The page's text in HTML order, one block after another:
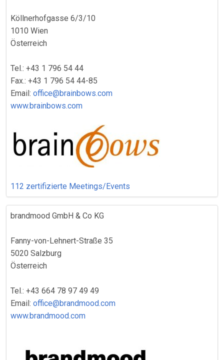
Köllnerhofgasse 6/3/10
1010 Wien
Österreich
Tel.: +43 1 796 54 44
Fax.: +43 1 796 54 44-85
Email: office@brainbows.com
www.brainbows.com
112 zertifizierte Meetings/Events
brandmood GmbH & Co KG
Fanny-von-Lehnert-Straße 35
5020 Salzburg
Österreich
Tel.: +43 664 78 97 49 49
Email: office@brandmood.com
www.brandmood.com